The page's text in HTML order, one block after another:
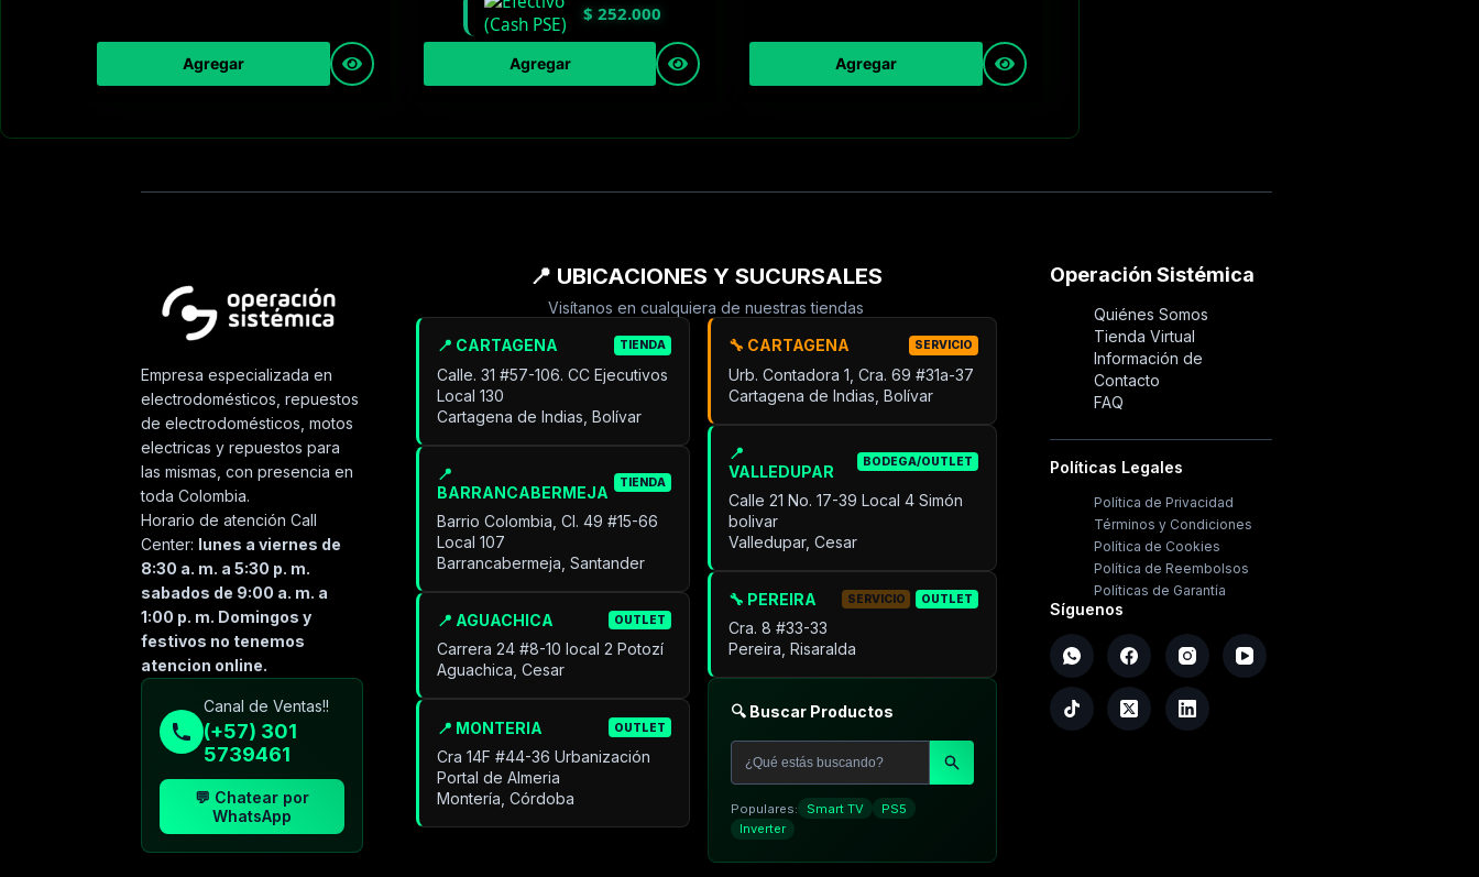
Agregar
$ 252.000
Agregar Agregar
Empresa especializada en
electrodomésticos, repuestos
de electrodomésticos, motos
electricas y repuestos para
las mismas, con presencia en
toda Colombia.
Horario de atención Call
Center: lunes a viernes de
8:30 a. m. a 5:30 p. m.
sabados de 9:00 a. m. a
1:00 p. m. Domingos y
festivos no tenemos
atencion online.
Canal de Ventas!!
(+57) 301
5739461
💬 Chatear por
WhatsApp
📍 UBICACIONES Y SUCURSALES
Visítanos en cualquiera de nuestras tiendas
📍 CARTAGENA TIENDA
Calle. 31 #57-106. CC Ejecutivos
Local 130
Cartagena de Indias, Bolívar
📍
BARRANCABERMEJA
TIENDA
Barrio Colombia, Cl. 49 #15-66
Local 107
Barrancabermeja, Santander
📍 AGUACHICA OUTLET
Carrera 24 #8-10 local 2 Potozí
Aguachica, Cesar
📍 MONTERIA OUTLET
Cra 14F #44-36 Urbanización
Portal de Almeria
Montería, Córdoba
🔧 CARTAGENA SERVICIO
Urb. Contadora 1, Cra. 69 #31a-37
Cartagena de Indias, Bolívar
📍
VALLEDUPAR
BODEGA/OUTLET
Calle 21 No. 17-39 Local 4 Simón
bolivar
Valledupar, Cesar
🔧 PEREIRA SERVICIO OUTLET
Cra. 8 #33-33
Pereira, Risaralda
🔍 Buscar Productos
Populares: Smart TV
PS5
Inverter
Operación Sistémica
Quiénes Somos
Tienda Virtual
Información de
Contacto
FAQ
Políticas Legales
Política de Privacidad
Términos y Condiciones
Política de Cookies
Política de Reembolsos
Políticas de Garantía
Síguenos
sistémica